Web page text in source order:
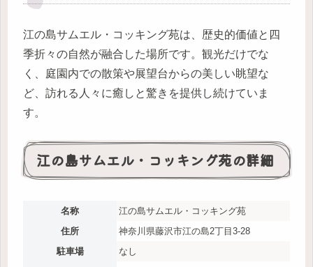
江の島サムエル・コッキング苑は、歴史的価値と四
季折々の自然が融合した場所です。観光だけでな
く、庭園内での散策や展望台からの美しい眺望な
ど、訪れる人々に癒しと驚きを提供し続けていま
す。
江の島サムエル・コッキング苑の詳細
名称
江の島サムエル・コッキング苑
住所
神奈川県藤沢市江の島2丁目3-28
駐車場
なし